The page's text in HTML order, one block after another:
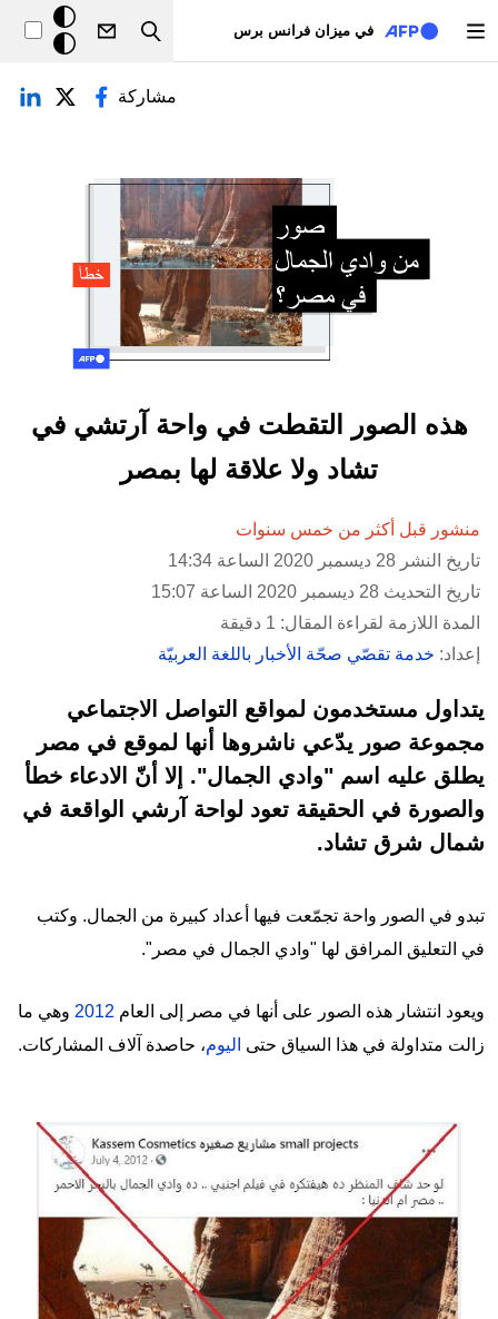
في ميزان فرانس برس
Search
خلفيّة
داكنة
التبويبات الأساسية
مشاركة
هذه الصور التقطت في واحة آرتشي في
تشاد ولا علاقة لها بمصر
منشور قبل أكثر من خمس سنوات
تاريخ النشر 28 ديسمبر 2020 الساعة 14:34
تاريخ التحديث 28 ديسمبر 2020 الساعة 15:07
المدة اللازمة لقراءة المقال: 1 دقيقة
إعداد: خدمة تقصّي صحّة الأخبار باللغة العربيّة
يتداول مستخدمون لمواقع التواصل الاجتماعي
مجموعة صور يدّعي ناشروها أنها لموقع في مصر
يطلق عليه اسم "وادي الجمال". إلا أنّ الادعاء خطأ
والصورة في الحقيقة تعود لواحة آرشي
الواقعة في
شمال شرق تشاد.
تبدو في الصور واحة تجمّعت فيها أعداد كبيرة من الجمال. وكتب
في التعليق المرافق لها "وادي الجمال في مصر".
ويعود انتشار هذه الصور على أنها في مصر إلى العام 2012 وهي ما
زالت متداولة في هذا السياق حتى اليوم، حاصدة آلاف المشاركات.
Image